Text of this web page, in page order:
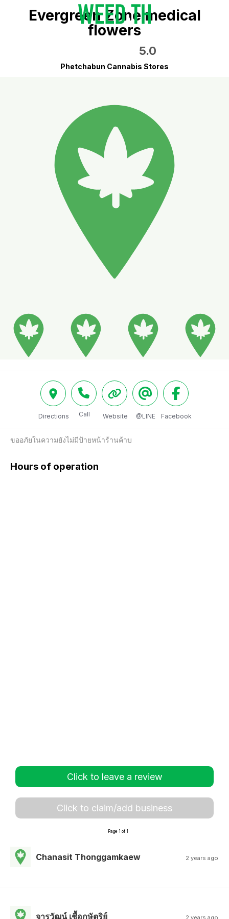
Evergreen Zone medical
flowers
5.0
Phetchabun Cannabis Stores
Directions Call Website @LINE Facebook
ขออภัยในความยังไม่มีป้ายหน้าร้านค้าบ
Hours of operation
Click to leave a review
Click to claim/add business
Page 1 of 1
Chanasit Thonggamkaew 2 years ago
จารุวัฒน์ เชื้อกษัตริย์ 2 years ago